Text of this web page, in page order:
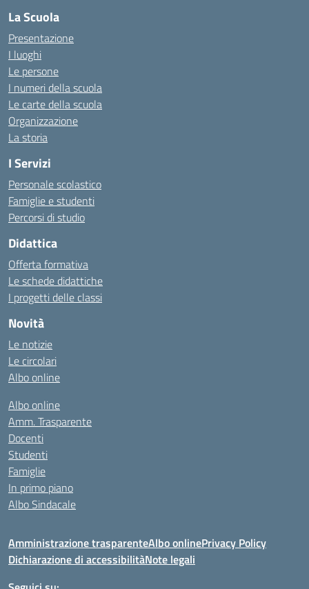
La Scuola
Presentazione
I luoghi
Le persone
I numeri della scuola
Le carte della scuola
Organizzazione
La storia
I Servizi
Personale scolastico
Famiglie e studenti
Percorsi di studio
Didattica
Offerta formativa
Le schede didattiche
I progetti delle classi
Novità
Le notizie
Le circolari
Albo online
Albo online
Amm. Trasparente
Docenti
Studenti
Famiglie
In primo piano
Albo Sindacale
Amministrazione trasparenteAlbo onlinePrivacy Policy
Dichiarazione di accessibilitàNote legali